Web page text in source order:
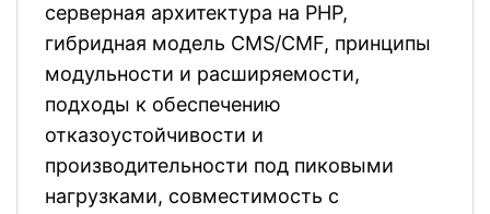
серверная архитектура на PHP,
гибридная модель CMS/CMF, принципы
модульности и расширяемости,
подходы к обеспечению
отказоустойчивости и
производительности под пиковыми
нагрузками, совместимость с